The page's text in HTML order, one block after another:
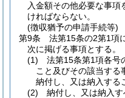
入金額その他必要な事
ければならない。
(徴収猶予の申請手続等)
第9条
法第15条の2第1項
次に掲げる事項とする。
(1)
法第15条第1項各号
こと及びその該当する
納付し、又は納入する
(2)
納付し、又は納入